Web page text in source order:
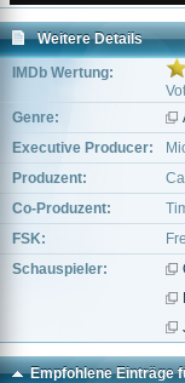
Weitere Details
IMDb Wertung:
Genre:
Executive Producer:
Produzent:
Co-Produzent:
FSK:
Schauspieler:
Empfohlene Einträge